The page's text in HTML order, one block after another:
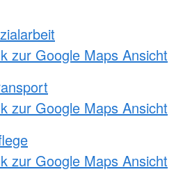
zur Google Maps Ansicht
zur Google Maps Ansicht
zur Google Maps Ansicht